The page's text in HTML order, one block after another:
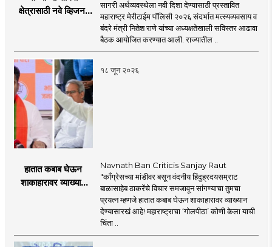
क्षेत्रासाठी नवे व्हिजन;
प्रस्ताव
सागरी अर्थव्यवस्थेला नवी दिशा देण्यासाठी प्रस्तावित
महाराष्ट्र मेरीटाईम पॉलिसी २०२६ संदर्भात मत्स्यव्यवसाय व
बंदरे मंत्री नितेश राणे यांच्या अध्यक्षतेखाली सविस्तर आढावा
बैठक आयोजित करण्यात आली. राज्यातील ..
१८ जून २०२६
हातात कबाब घेऊन
शाकाहारावर व्याख्यान
Navnath Ban Criticis Sanjay Raut
"काँग्रेसच्या मांडीवर बसून वंदनीय हिंदुह्रदयसम्राट
बाळासाहेब ठाकरेंचे विचार समजावून सांगण्याचा तुमचा
प्रयत्न म्हणजे हातात कबाब घेऊन शाकाहारावर व्याख्यान
देण्यासारखं आहे! महाराष्ट्राचा ‘गोलपीठा’ कोणी केला याची
चिंता ..